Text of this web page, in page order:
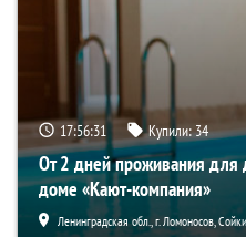
17:56:30 Купили:34
От 2 дней проживания для
доме «Кают-компания»
Ленинградская обл., г. Ломоносов,